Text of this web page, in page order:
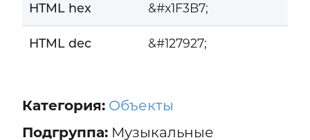
HTML hex &#x1F3B7;
HTML dec &#127927;
Категория: Объекты
Подгруппа:Музыкальные